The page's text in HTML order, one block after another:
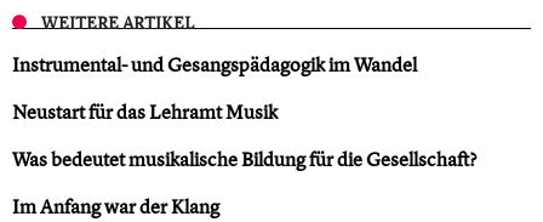
WEITERE ARTIKEL
Instrumental- und Gesangspädagogik im Wandel
Neustart für das Lehramt Musik
Was bedeutet musikalische Bildung für die Gesellschaft?
Im Anfang war der Klang